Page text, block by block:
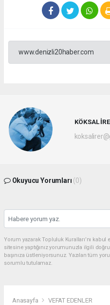
www.denizli20haber.com
KÖKSAL
Okuyucu Yorumları (0)
Yorum yazarak Topluluk Kuralları’nı
sitesine yaptığınız yorumunuzla ilgili
başınıza üstleniyorsunuz. Yazılan tüm
sorumlu tutulamaz.
Anasayfa VEFAT EDENLER